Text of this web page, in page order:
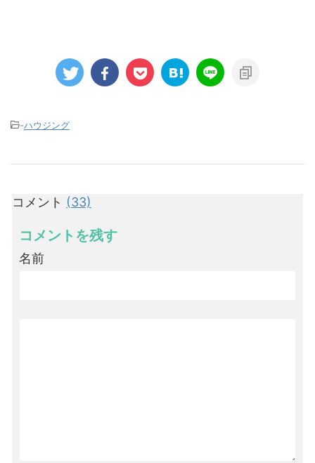
-ハウジング
コメント (33)
コメントを残す
名前